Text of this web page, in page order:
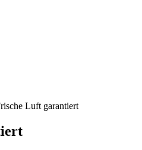
Luft garantiert